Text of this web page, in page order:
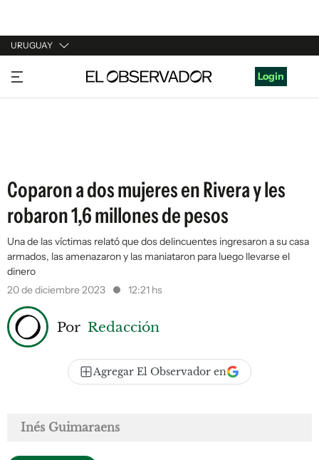
URUGUAY
URUGUAY
ARGENTINA
Login
Coparon a dos mujeres en Rivera y les
robaron 1,6 millones de pesos
Una de las víctimas relató que dos delincuentes ingresaron a su casa
armados, las amenazaron y las maniataron para luego llevarse el
dinero
20 de diciembre 2023
12:21 hs
Por Redacción
Agregar El Observador en
Inés Guimaraens